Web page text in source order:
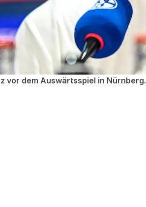
vor dem Auswärtsspiel in Nürnberg.